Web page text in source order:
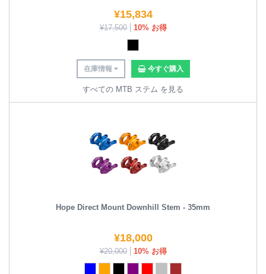
¥15,834
¥17,500 10% お得
在庫情報 今すぐ購入
すべての MTB ステム を見る
Hope Direct Mount Downhill Stem - 35mm
¥18,000
¥20,000 10% お得